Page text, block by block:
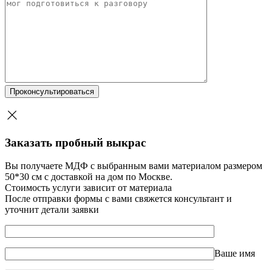
Заказать пробный выкрас
Вы получаете МДФ с выбранным вами материалом размером
50*30 см с доставкой на дом по Москве.
Стоимость услуги зависит от материала
После отправки формы с вами свяжется консультант и
уточнит детали заявки
Ваше имя